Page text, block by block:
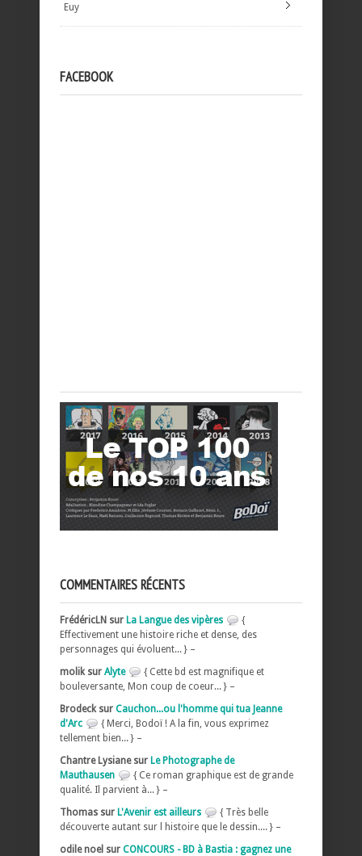
Euy
FACEBOOK
COMMENTAIRES RÉCENTS
FrédéricLN sur La Langue des vipères
{
Effectivement une histoire riche et dense, des
personnages qui évoluent... } –
molik sur Alyte
{ Cette bd est magnifique et
bouleversante, Mon coup de coeur... } –
Brodeck sur Cauchon...ou l'homme qui tua Jeanne
d'Arc
{ Merci, Bodoï ! A la fin, vous exprimez
tellement bien... } –
Chantre Lysiane sur Le Photographe de
Mauthausen
{ Ce roman graphique est de grande
qualité. Il parvient à... } –
Thomas sur L'Avenir est ailleurs
{ Très belle
découverte autant sur l histoire que le dessin.... } –
odile noel sur CONCOURS - BD à Bastia : gagnez une